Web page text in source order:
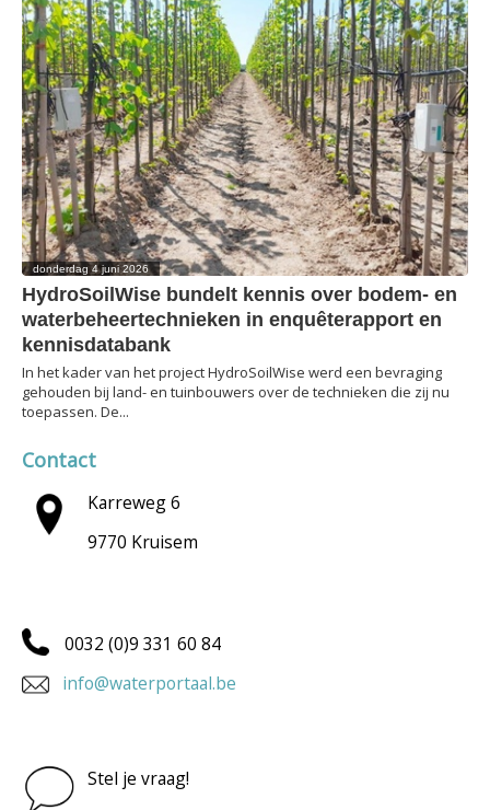
donderdag 4 juni 2026
HydroSoilWise bundelt kennis over bodem- en
waterbeheertechnieken in enquêterapport en
kennisdatabank
In het kader van het project HydroSoilWise werd een bevraging
gehouden bij land- en tuinbouwers over de technieken die zij nu
toepassen. De...
Contact
Karreweg 6
9770 Kruisem
0032 (0)9 331 60 84
info@waterportaal.be
Stel je vraag!